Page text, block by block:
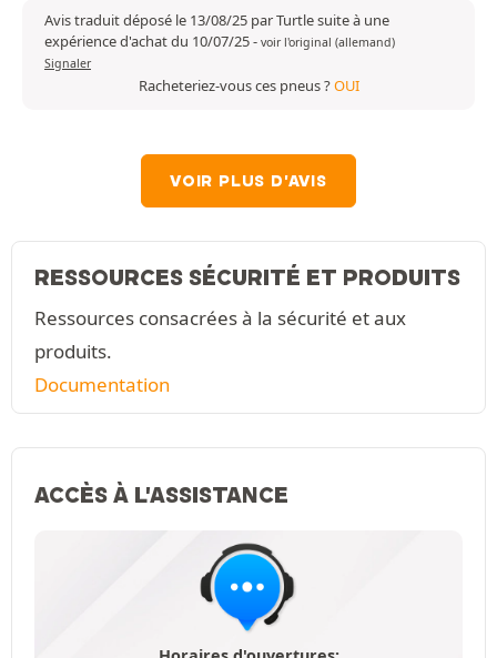
Avis traduit déposé le 13/08/25 par Turtle suite à une
expérience d'achat du 10/07/25- voir l'original (allemand)
Signaler
Racheteriez-vous ces pneus ?OUI
VOIR PLUS D'AVIS
RESSOURCES SÉCURITÉ ET PRODUITS
Ressources consacrées à la sécurité et aux
produits.
Documentation
ACCÈS À L'ASSISTANCE